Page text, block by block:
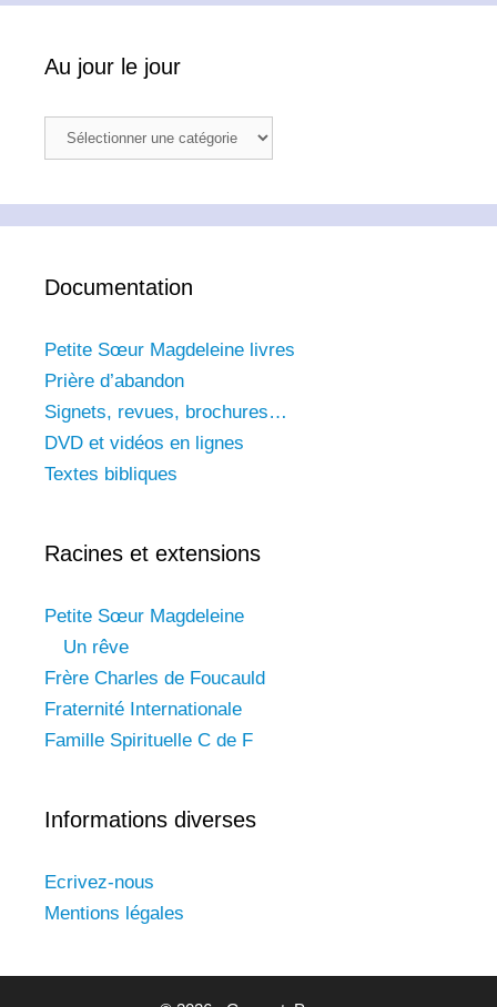
Au jour le jour
jour
Documentation
Petite Sœur Magdeleine livres
Prière d’abandon
Signets, revues, brochures…
DVD et vidéos en lignes
Textes bibliques
Racines et extensions
Petite Sœur Magdeleine
Un rêve
Frère Charles de Foucauld
Fraternité Internationale
Famille Spirituelle C de F
Informations diverses
Ecrivez-nous
Mentions légales